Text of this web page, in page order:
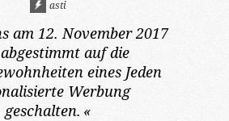
asti
am 12. November 2017
auf die
eines Jeden
Werbung
geschalten. «